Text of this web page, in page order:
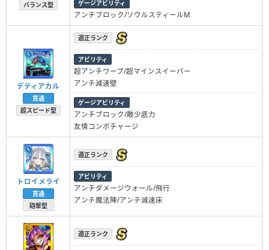
バランス型
ゲージアビリティ
アンチブロック/ソウルスティールM
デティアカル
貫通
超スピード型
適正ランク
アビリティ
超アンチワープ/超マインスイーパー
アンチ減速壁
ゲージアビリティ
アンチブロック/敵少底力
友情コンボチャージ
トロイメライ
貫通
砲撃型
適正ランク
アビリティ
アンチダメージウォール/飛行
アンチ魔法陣/アンチ減速床
適正ランク